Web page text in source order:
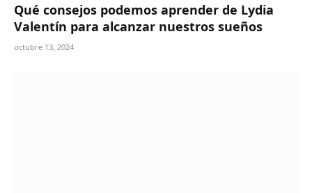
Qué consejos podemos aprender de Lydia
Valentín para alcanzar nuestros sueños
octubre 13, 2024